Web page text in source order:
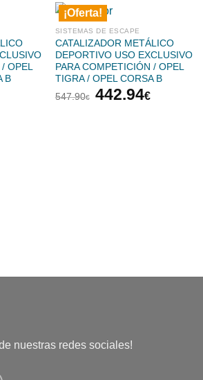
OPEL
B
¡Oferta!
SISTEMAS DE ESCAPE
CATALIZADOR METÁLICO
DEPORTIVO USO EXCLUSIVO
PARA COMPETICIÓN / OPEL
TIGRA / OPEL CORSA B
547.90€
El
442.94€El
nuestras redes sociales!